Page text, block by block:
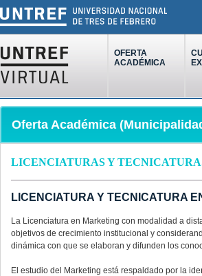
OFERTA
ACADÉMICA
Oferta Académica
LICENCIATURAS Y
LICENCIATURA Y TECNICATURA
La Licenciatura en Marketing con modalidad a
objetivos de crecimiento institucional y
dinámica con que se elaboran y difunden los
El estudio del Marketing está respaldado por la